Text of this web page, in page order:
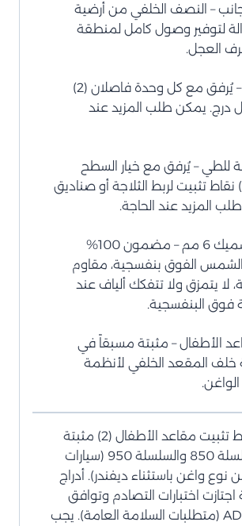
– النصف الخلفي من أرضية
لتوفير وصول كامل لمنطقة
العجل.
فواصل الأدراج – يُرفق مع كل وحدة فاصلان (2)
درج. يمكن طلب المزيد عند
للطي – يُرفق مع خيار السطح
المتحرك أربع (4) نقاط تثبيت لربط الثلاجة أو صناديق
المزيد عند الحاجة.
سجاد صناعي سميك 6 مم – مضمون 100%
الفوق بنفسجية، مقاوم
لا يتمزق ولا تتفكك ألياف عند
فوق البنفسجية.
الأطفال – مثبتة مسبقاً في
خلف المقعد الخلفي لأنظمة
نقاط تثبيت مقاعد الأطفال (2) مثبتة
مسبقاً في السلسلة 850 والسلسلة 950 (سيارات
نوع واغن باستثناء ديفندر). أدراج
اجتازت اختبارات التصادم وتوافق
معايير ADR42/03 (متطلبات السلامة العامة). يجب